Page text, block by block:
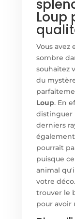
Loup
Vous avez
sombre
souhaitez
du
Loup. En
distinguer
derniers
pourrait
puisque
animal
votre
trouver le
pour avoir